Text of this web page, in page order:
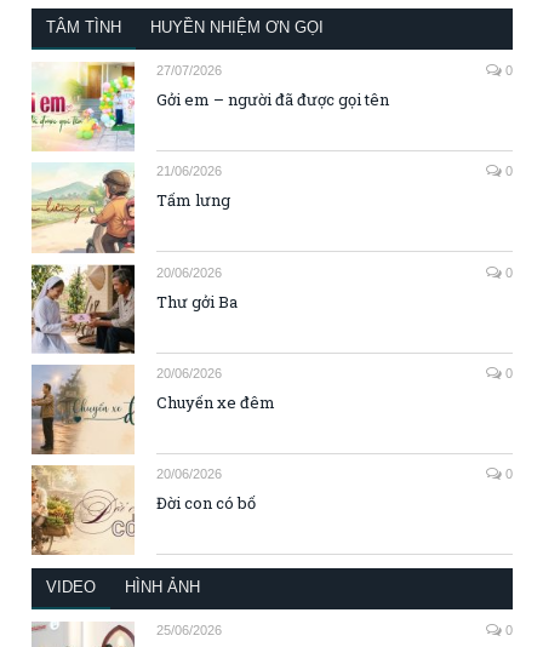
TÂM TÌNH HUYỀN NHIỆM ƠN GỌI
27/07/2026 0
Gởi em – người đã được gọi tên
21/06/2026 0
Tấm lưng
20/06/2026 0
Thư gởi Ba
20/06/2026 0
Chuyến xe đêm
20/06/2026 0
Đời con có bố
VIDEO HÌNH ẢNH
25/06/2026 0